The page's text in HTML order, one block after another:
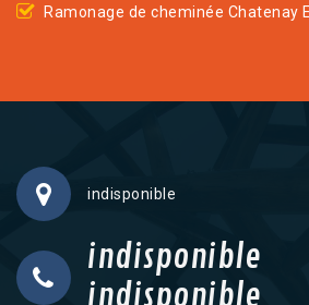
Ramonage de cheminée Chatenay
indisponible
indisponible
indisponible